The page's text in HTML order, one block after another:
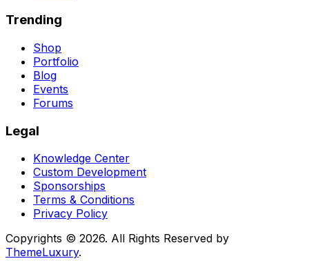
Trending
Shop
Portfolio
Blog
Events
Forums
Legal
Knowledge Center
Custom Development
Sponsorships
Terms & Conditions
Privacy Policy
Copyrights © 2026. All Rights Reserved by
ThemeLuxury.